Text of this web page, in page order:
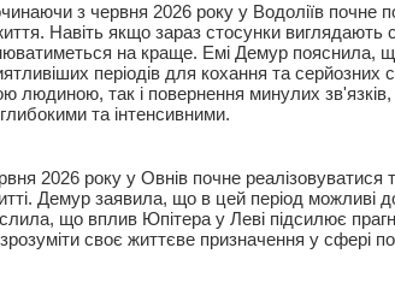
з червня 2026 року у Водоліїв почне
Навіть якщо зараз стосунки виглядають
на краще. Емі Демур пояснила,
періодів для кохання та серйозних
людиною, так і повернення минулих
та інтенсивними.
2026 року у Овнів почне реалізовуватися
Демур заявила, що в цей період можливі
що вплив Юпітера у Леві підсилює
своє життєве призначення у сфері